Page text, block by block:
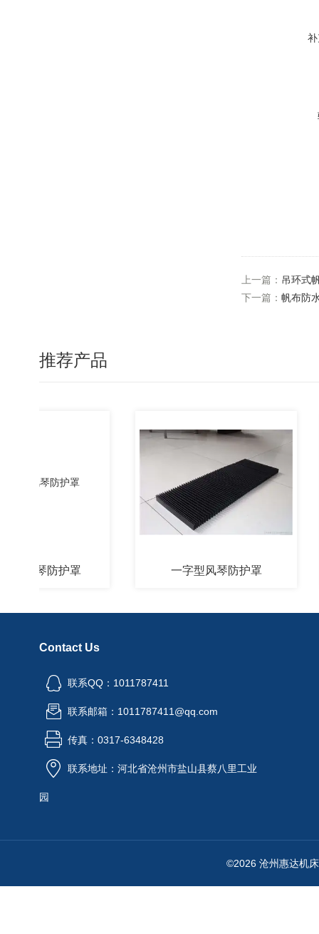
上一篇： 吊环式
下一篇： 帆布防
推荐产品
琴防护罩 一字型风琴防护罩
Contact Us
联系QQ：1011787411
联系邮箱：1011787411@qq.com
传真：0317-6348428
联系地址：河北省沧州市盐山县蔡八里工业
园
©2026 沧州惠达机